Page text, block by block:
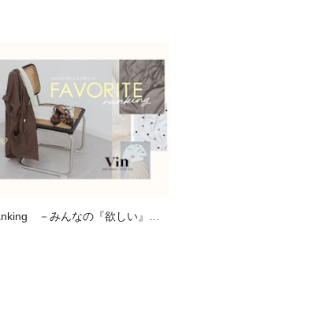
－みんなの『欲しい』が
に入り登録数ランキング－